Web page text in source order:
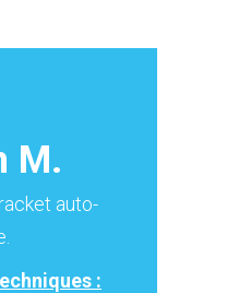
M.
auto-
: